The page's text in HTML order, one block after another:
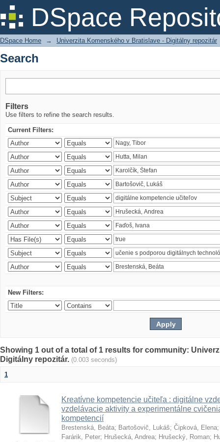
DSpace
Search
DSpace Home → Univerzita Komenského v Bratislave - Digitálny repozitár
Search
Filters
Use filters to refine the search results.
Current Filters:
New Filters:
Showing 1 out of a total of 1 results for community:
Digitálny repozitár. (0.003 seconds)
1
Kreatívne kompetencie učiteľa : digitálne
vzdelávacie aktivity a experimentálne
kompetencií
Brestenská, Beáta; Bartošovič, Lukáš; Čipková, Elena
Farárik, Peter; Hrušecká, Andrea; Hrušecký, Roman;